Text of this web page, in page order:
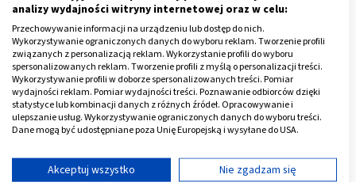
Zapalenie pęcherza w ciąży - jak leczyć? Objawy, powikłania
analizy wydajności witryny internetowej oraz w celu:
Przechowywanie informacji na urządzeniu lub dostęp do nich.
Wykorzystywanie ograniczonych danych do wyboru reklam. Tworzenie profili
związanych z personalizacją reklam. Wykorzystanie profili do wyboru
spersonalizowanych reklam. Tworzenie profili z myślą o personalizacji treści.
Wykorzystywanie profili w doborze spersonalizowanych treści. Pomiar
wydajności reklam. Pomiar wydajności treści. Poznawanie odbiorców dzięki
statystyce lub kombinacji danych z różnych źródeł. Opracowywanie i
ulepszanie usług. Wykorzystywanie ograniczonych danych do wyboru treści.
Dane mogą być udostępniane poza Unię Europejską i wysyłane do USA.
Wyświetl listę partnerów (11 dostawców IAB)
Akceptuj wszystko
Nie zgadzam się